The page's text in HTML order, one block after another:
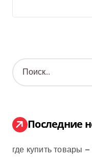
Н
а
:
Последние
где купить товары